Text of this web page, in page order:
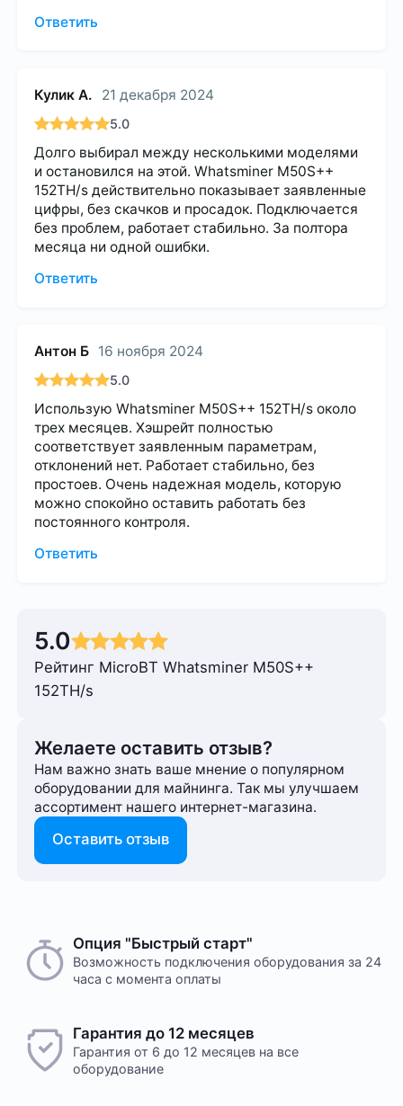
Ответить
Кулик А. 21 декабря 2024
5.0
Долго выбирал между несколькими моделями
и остановился на этой. Whatsminer M50S++
152TH/s действительно показывает заявленные
цифры, без скачков и просадок. Подключается
без проблем, работает стабильно. За полтора
месяца ни одной ошибки.
Ответить
Антон Б 16 ноября 2024
5.0
Использую Whatsminer M50S++ 152TH/s около
трех месяцев. Хэшрейт полностью
соответствует заявленным параметрам,
отклонений нет. Работает стабильно, без
простоев. Очень надежная модель, которую
можно спокойно оставить работать без
постоянного контроля.
Ответить
5.0
Рейтинг MicroBT Whatsminer M50S++
152TH/s
Желаете оставить отзыв?
Нам важно знать ваше мнение о популярном
оборудовании для майнинга. Так мы улучшаем
ассортимент нашего интернет-⁠магазина.
Оставить отзыв
Опция "Быстрый старт"
Возможность подключения оборудования за 24
часа с момента оплаты
Гарантия до 12 месяцев
Гарантия от 6 до 12 месяцев на все
оборудование